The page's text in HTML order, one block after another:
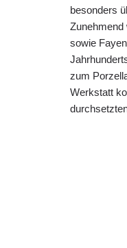
besonders
Zunehmend
sowie
zum
Werkstatt